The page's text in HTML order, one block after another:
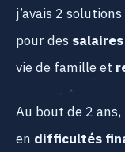
j’avais 2
pour des salaires
vie de famille et
Au bout de 2
en difficultés